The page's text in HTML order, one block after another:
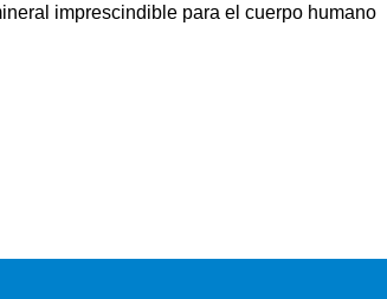
imprescindible para el cuerpo humano